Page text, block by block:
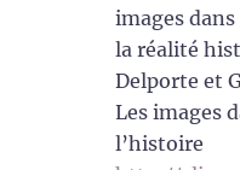
images
la réalité
Delporte et
Les images
l’histoire